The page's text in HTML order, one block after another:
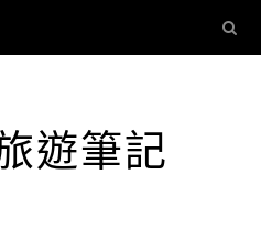
遊筆記